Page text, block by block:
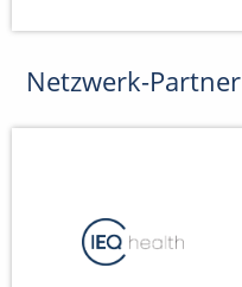
Netzwerk-Partner